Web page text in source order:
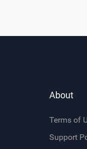
About
Terms of
Support